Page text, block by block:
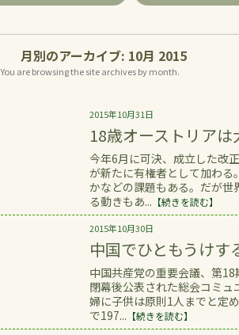
月別のアーカイブ: 10月 2015
You are browsing the site archives by month.
2015年10月31日
18歳オーストリアは
今年6月に可決、成立した改
が新たに有権者として加わ
かなどの課題もある。だが
る動きもあ... 【続きを読む】
2015年10月30日
中国でひともうけす
中国共産党の重要会議、第
閉幕後公表された総会コミ
婦に子供は原則1人までと定
で197... 【続きを読む】